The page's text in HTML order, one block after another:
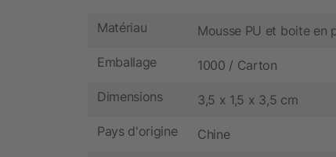
Matériau Mousse PU et boite en
Emballage 1000 / Carton
Dimensions 3,5 x 1,5 x 3,5 cm
Pays d'origine Chine